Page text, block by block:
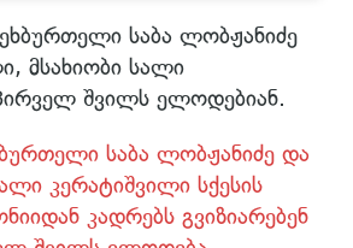
საბა ლობჟანიძე
მსახიობი სალი
შვილს ელოდებიან.
საბა ლობჟანიძე და
კერატიშვილი სქესის
კადრებს გვიზიარებენ